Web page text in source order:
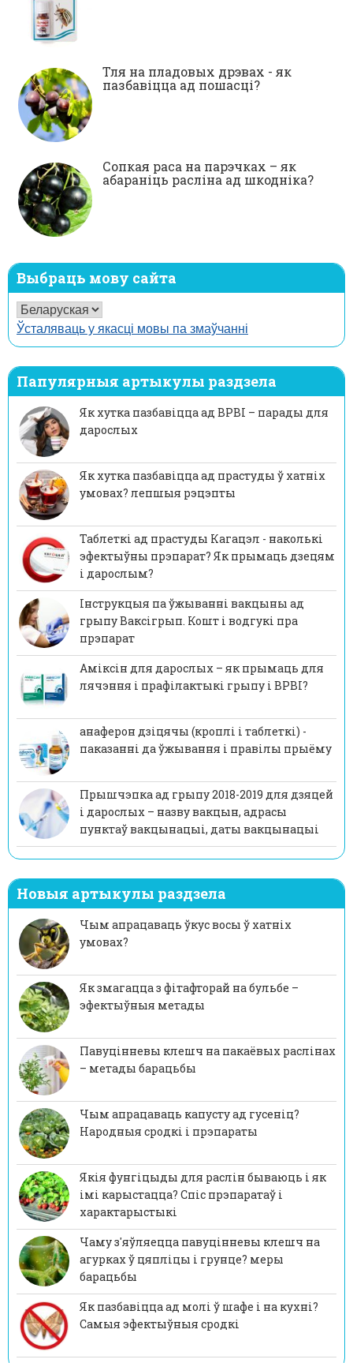
Тля на пладовых дрэвах - як
пазбавіцца ад пошасці?
Сопкая раса на парэчках – як
абараніць расліна ад шкодніка?
Выбраць мову сайта
Ўсталяваць у якасці мовы па змаўчанні
Папулярныя артыкулы раздзела
Як хутка пазбавіцца ад ВРВІ – парады для
дарослых
Як хутка пазбавіцца ад прастуды ў хатніх
умовах? лепшыя рэцэпты
Таблеткі ад прастуды Кагацэл - наколькі
эфектыўны прэпарат? Як прымаць дзецям
і дарослым?
Інструкцыя па ўжыванні вакцыны ад
грыпу Ваксігрып. Кошт і водгукі пра
прэпарат
Аміксін для дарослых – як прымаць для
лячэння і прафілактыкі грыпу і ВРВІ?
анаферон дзіцячы (кроплі і таблеткі) -
паказанні да ўжывання і правілы прыёму
Прышчэпка ад грыпу 2018-2019 для дзяцей
і дарослых – назву вакцын, адрасы
пунктаў вакцынацыі, даты вакцынацыі
Новыя артыкулы раздзела
Чым апрацаваць ўкус восы ў хатніх
умовах?
Як змагацца з фітафторай на бульбе –
эфектыўныя метады
Павуцінневы клешч на пакаёвых раслінах
– метады барацьбы
Чым апрацаваць капусту ад гусеніц?
Народныя сродкі і прэпараты
Якія фунгіцыды для раслін бываюць і як
імі карыстацца? Спіс прэпаратаў і
характарыстыкі
Чаму з'яўляецца павуцінневы клешч на
агурках ў цяпліцы і грунце? меры
барацьбы
Як пазбавіцца ад молі ў шафе і на кухні?
Самыя эфектыўныя сродкі